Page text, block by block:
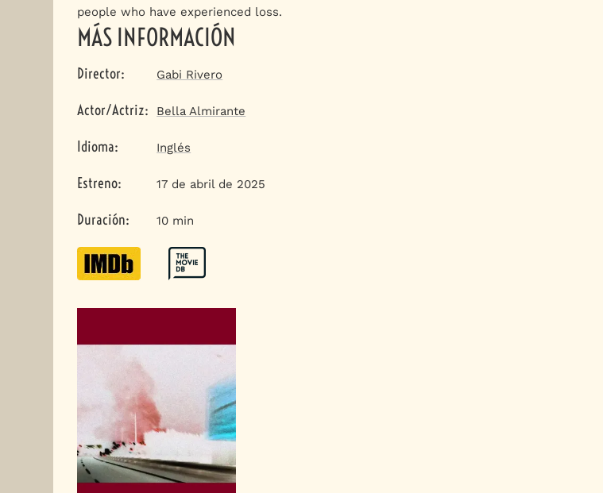
people who have experienced loss.
MÁS INFORMACIÓN
Director: Gabi Rivero
Actor/Actriz: Bella Almirante
Idioma: Inglés
Estreno: 17 de abril de 2025
Duración: 10 min